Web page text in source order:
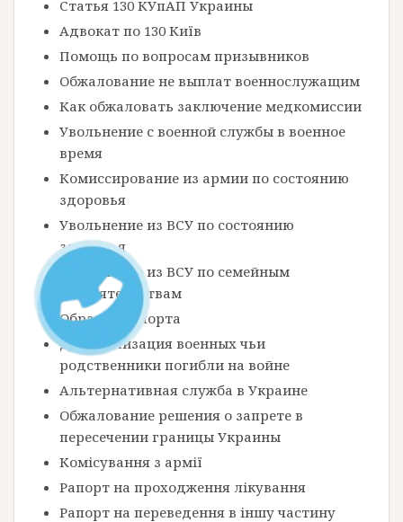
Статья 130 КУпАП Украины
Адвокат по 130 Київ
Помощь по вопросам призывников
Обжалование не выплат военнослужащим
Как обжаловать заключение медкомиссии
Увольнение с военной службы в военное
время
Комиссирование из армии по состоянию
здоровья
Увольнение из ВСУ по состоянию
здоровья
Увольнение из ВСУ по семейным
обстоятельствам
Образец рапорта
Демобилизация военных чьи
родственники погибли на войне
Альтернативная служба в Украине
Обжалование решения о запрете в
пересечении границы Украины
Комісування з армії
Рапорт на проходження лікування
Рапорт на переведення в іншу частину